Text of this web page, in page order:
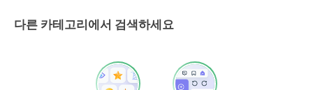
다른 카테고리에서 검색하세요